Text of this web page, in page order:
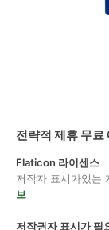
전략적 제휴 무
Flaticon 라이센스
저작자 표시가있는
보
저작권자 표시가 필